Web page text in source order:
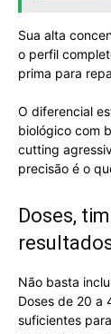
Sua alta
o perfil
prima para
O diferencial
biológico com
cutting
precisão é o
Doses,
Não basta
Doses de 20 a
suficientes